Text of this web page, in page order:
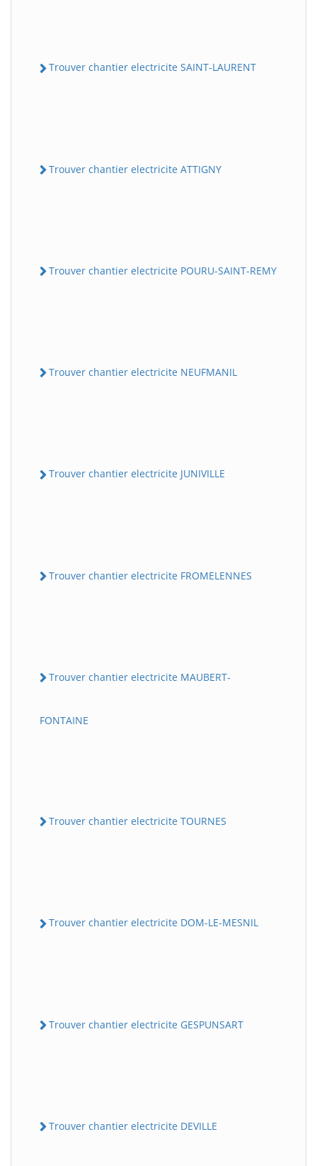
Trouver chantier electricite SAINT-LAURENT
Trouver chantier electricite ATTIGNY
Trouver chantier electricite POURU-SAINT-REMY
Trouver chantier electricite NEUFMANIL
Trouver chantier electricite JUNIVILLE
Trouver chantier electricite FROMELENNES
Trouver chantier electricite MAUBERT-
FONTAINE
Trouver chantier electricite TOURNES
Trouver chantier electricite DOM-LE-MESNIL
Trouver chantier electricite GESPUNSART
Trouver chantier electricite DEVILLE